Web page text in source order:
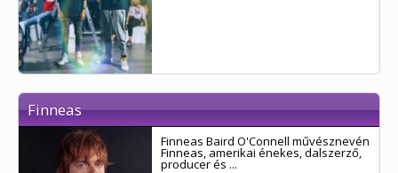
Finneas
Finneas Baird O'Connell művésznevén
Finneas, amerikai énekes, dalszerző,
producer és ...